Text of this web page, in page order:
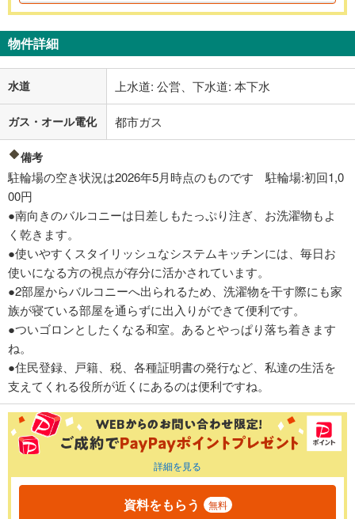
物件詳細
水道 上水道: 公営、下水道: 本下水
ガス・オール電化 都市ガス
備考
駐輪場の空き状況は2026年5月時点のものです 駐輪場:初回1,0
00円
●南向きのバルコニーは日差しもたっぷり注ぎ、お洗濯物もよ
く乾きます。
●使いやすくスタイリッシュなシステムキッチンには、毎日お
使いになる方の視点が存分に活かされています。
●2部屋からバルコニーへ出られるため、洗濯物を干す際にも家
族が寝ている部屋を通らずに出入りができて便利です。
●ついゴロンとしたくなる和室。あるとやっぱり落ち着きます
ね。
●住民登録、戸籍、税、各種証明書の発行など、私達の生活を
支えてくれる役所が近くにあるのは便利ですね。
詳細を見る
資料をもらう 無料